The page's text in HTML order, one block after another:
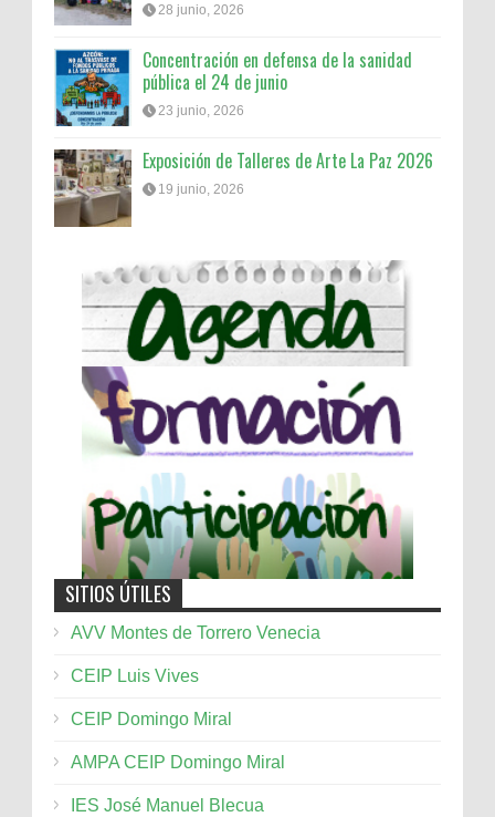
28 junio, 2026
Concentración en defensa de la sanidad
pública el 24 de junio
23 junio, 2026
Exposición de Talleres de Arte La Paz 2026
19 junio, 2026
SITIOS ÚTILES
AVV Montes de Torrero Venecia
CEIP Luis Vives
CEIP Domingo Miral
AMPA CEIP Domingo Miral
IES José Manuel Blecua